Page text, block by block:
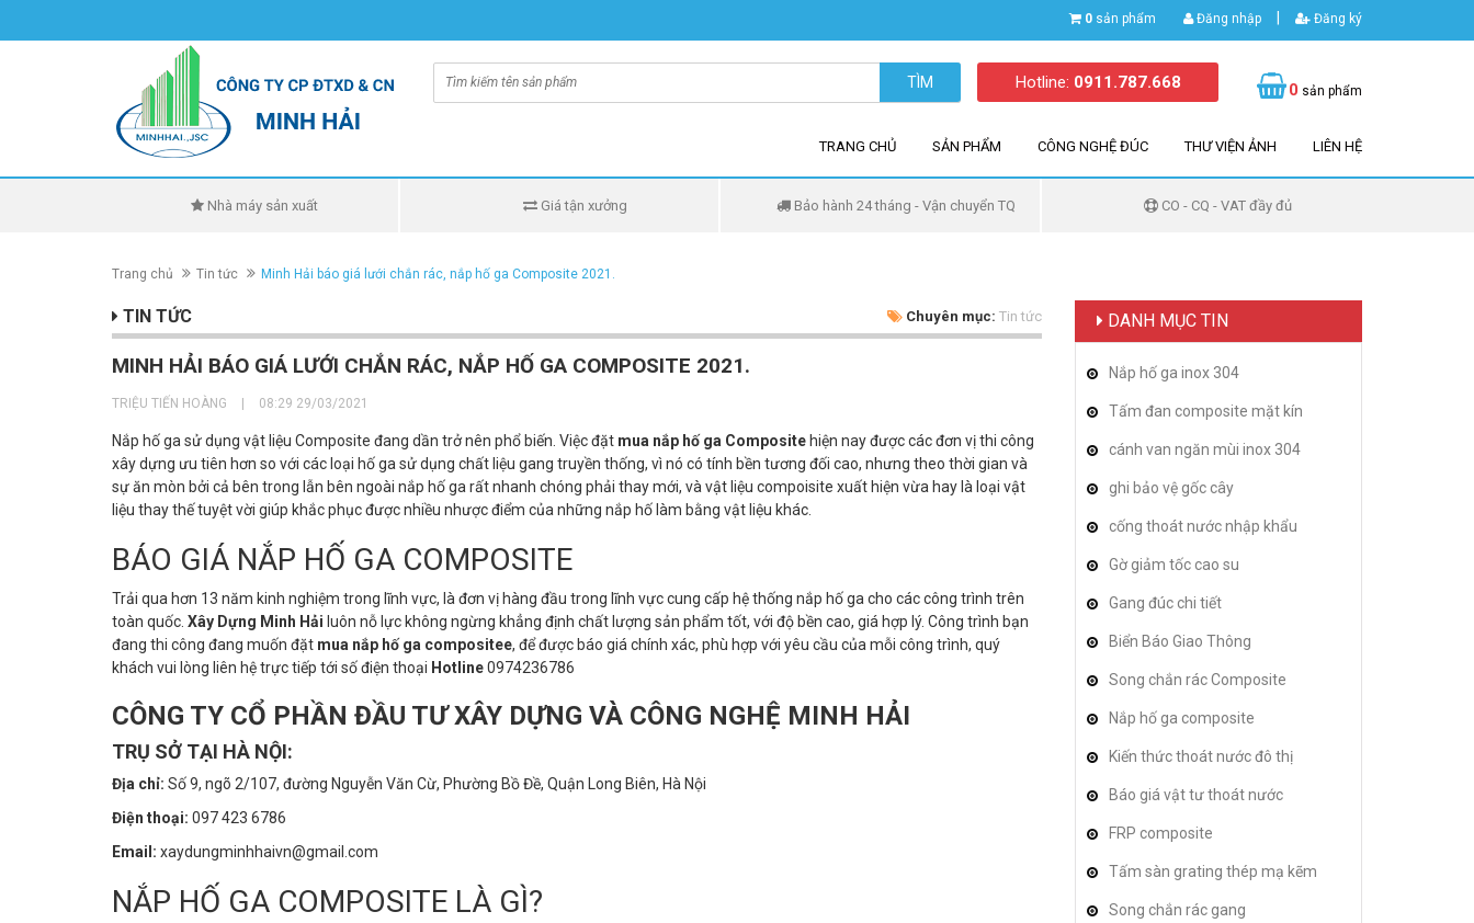
0 sản phẩm Đăng nhập Đăng ký
TÌM Hotline: 0911.787.668 0 sản phẩm
TRANG CHỦ SẢN PHẨM CÔNG NGHỆ ĐÚC THƯ VIỆN ẢNH LIÊN HỆ
Nhà máy sản xuất Giá tận xưởng Bảo hành 24 tháng - Vận chuyển TQ CO - CQ - VAT đầy đủ
Trang chủ Tin tức Minh Hải báo giá lưới chắn rác, nắp hố ga Composite 2021.
TIN TỨC Chuyên mục: Tin tức
MINH HẢI BÁO GIÁ LƯỚI CHẮN RÁC, NẮP HỐ GA COMPOSITE 2021.
TRIỆU TIẾN HOÀNG 08:29 29/03/2021
Nắp hố ga sử dụng vật liệu Composite đang dần trở nên phổ biến. Việc đặt mua nắp hố ga Composite hiện nay được các đơn vị thi công
xây dựng ưu tiên hơn so với các loại hố ga sử dụng chất liệu gang truyền thống, vì nó có tính bền tương đối cao, nhưng theo thời gian và
sự ăn mòn bởi cả bên trong lẫn bên ngoài nắp hố ga rất nhanh chóng phải thay mới, và vật liệu compoisite xuất hiện vừa hay là loại vật
liệu thay thế tuyệt vời giúp khắc phục được nhiều nhược điểm của những nắp hố làm bằng vật liệu khác.
BÁO GIÁ NẮP HỐ GA COMPOSITE
Trải qua hơn 13 năm kinh nghiệm trong lĩnh vực, là đơn vị hàng đầu trong lĩnh vực cung cấp hệ thống nắp hố ga cho các công trình trên
toàn quốc. Xây Dựng Minh Hải luôn nỗ lực không ngừng khẳng định chất lượng sản phẩm tốt, với độ bền cao, giá hợp lý. Công trình bạn
đang thi công đang muốn đặt mua nắp hố ga compositee, để được báo giá chính xác, phù hợp với yêu cầu của mỗi công trình, quý
khách vui lòng liên hệ trực tiếp tới số điện thoại Hotline0974236786
CÔNG TY CỔ PHẦN ĐẦU TƯ XÂY DỰNG VÀ CÔNG NGHỆ MINH HẢI
TRỤ SỞ TẠI HÀ NỘI:
Địa chỉ: Số 9, ngõ 2/107, đường Nguyễn Văn Cừ, Phường Bồ Đề, Quận Long Biên, Hà Nội
Điện thoại: 097 423 6786
Email: xaydungminhhaivn@gmail.com
NẮP HỐ GA COMPOSITE LÀ GÌ?
DANH MỤC TIN
Nắp hố ga inox 304
Tấm đan composite mặt kín
cánh van ngăn mùi inox 304
ghi bảo vệ gốc cây
cống thoát nước nhập khẩu
Gờ giảm tốc cao su
Gang đúc chi tiết
Biển Báo Giao Thông
Song chắn rác Composite
Nắp hố ga composite
Kiến thức thoát nước đô thị
Báo giá vật tư thoát nước
FRP composite
Tấm sàn grating thép mạ kẽm
Song chắn rác gang